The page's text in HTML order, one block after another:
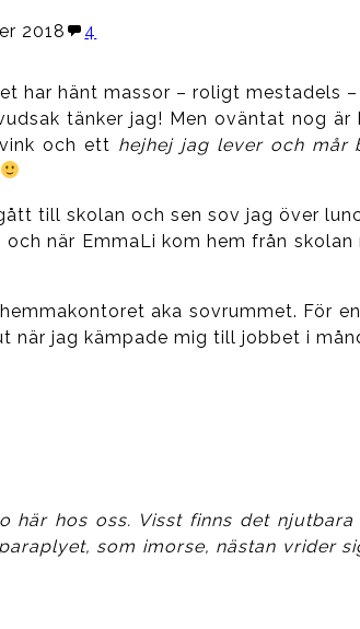
2018 4
har hänt massor – roligt mestadels
tänker jag! Men oväntat nog är
och ett hejhej jag lever och mår
till skolan och sen sov jag över
när EmmaLi kom hem från
aka sovrummet. För
när jag kämpade mig till jobbet i
här hos oss. Visst finns det
som imorse, nästan vrider